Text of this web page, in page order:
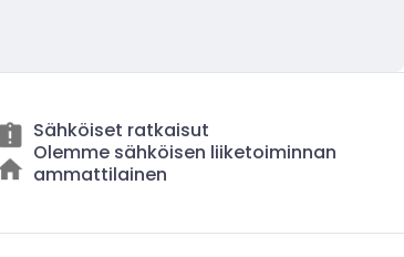
Sähköiset ratkaisut
Olemme sähköisen liiketoiminnan
ammattilainen